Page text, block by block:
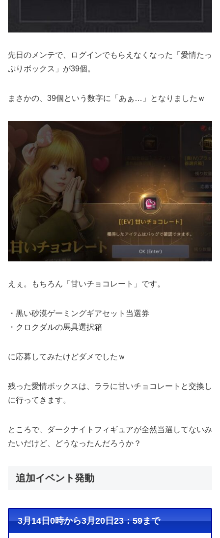
先日のメンテで、ログインでもらえなくなった「愛情たっ
ぷりボックス」が39個。
まさかの、39個という数字に「あぁ…」となりましたｗ
えぇ。もちろん「甘いチョコレート」です。
・黒い砂漠ゲーミングギアセット当選券
・クロクダルの馬具選択箱
に応募してみたけどダメでしたｗ
残った愛情ボックスは、ララに甘いチョコレートと交換し
に行ってきます。
ところで、ダークナイトフィギュアが全然当選してないみ
たいだけど、どうなったんだろうか？
追加イベント発動
3月14日0時から3月20日23：59まで